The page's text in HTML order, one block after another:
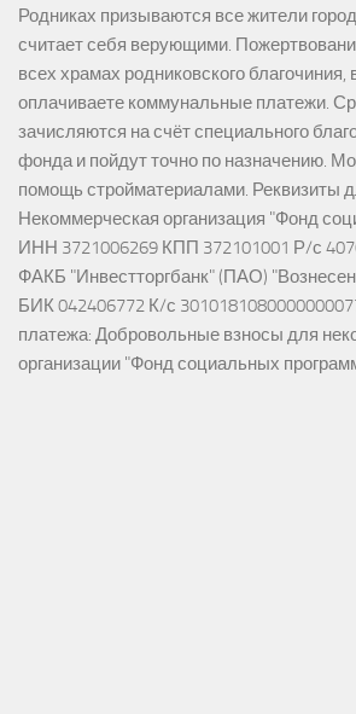
Родниках призываются все жители
считает себя верующими.
всех храмах родниковского благочиния,
оплачиваете коммунальные платежи.
зачисляются на счёт специального
фонда и пойдут точно по назначению.
помощь стройматериалами. Реквизиты
Некоммерческая организация "Фонд
ИНН 3721006269 КПП 372101001 Р/с
ФАКБ "Инвестторгбанк" (ПАО)
БИК 042406772 К/с
платежа: Добровольные взносы для
организации "Фонд социальных